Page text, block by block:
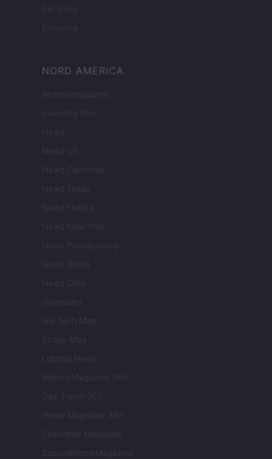
Pet Story
Encocina
NORD AMERICA
Womanmagazine
Investing Plus
Newz
Newz US
Newz California
Newz Texas
Newz Florida
Newz New York
Newz Pennsylvania
Newz Illinois
Newz Ohio
Gameland
Hig Tech Mag
Scoop Mag
Lgbtqia News
Motors Magazine 365
Day Travel 365
Home Magazine 365
Cineverse Magazine
SecondHomeMagazine